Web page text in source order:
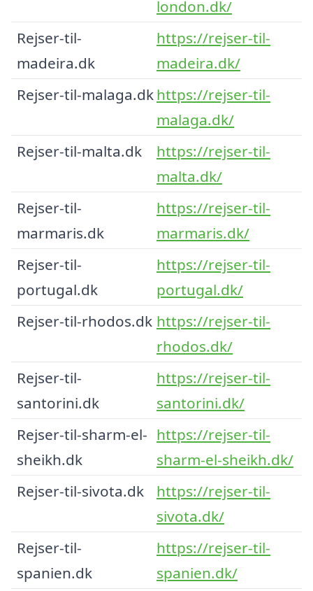
london.dk/
Rejser-til-
madeira.dk
https://rejser-til-
madeira.dk/
Rejser-til-malaga.dkhttps://rejser-til-
malaga.dk/
Rejser-til-malta.dk
https://rejser-til-
malta.dk/
Rejser-til-
marmaris.dk
https://rejser-til-
marmaris.dk/
Rejser-til-
portugal.dk
https://rejser-til-
portugal.dk/
Rejser-til-rhodos.dk https://rejser-til-
rhodos.dk/
Rejser-til-
santorini.dk
https://rejser-til-
santorini.dk/
Rejser-til-sharm-el-
sheikh.dk
https://rejser-til-
sharm-el-sheikh.dk/
Rejser-til-sivota.dk
https://rejser-til-
sivota.dk/
Rejser-til-
spanien.dk
https://rejser-til-
spanien.dk/